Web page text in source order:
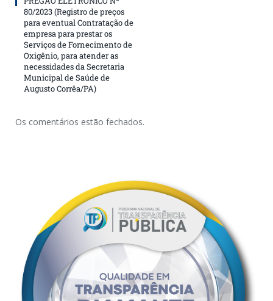
80/2023 (Registro de preços
para eventual Contratação de
empresa para prestar os
Serviços de Fornecimento de
Oxigênio, para atender as
necessidades da Secretaria
Municipal de Saúde de
Augusto Corrêa/PA)
Os comentários estão fechados.